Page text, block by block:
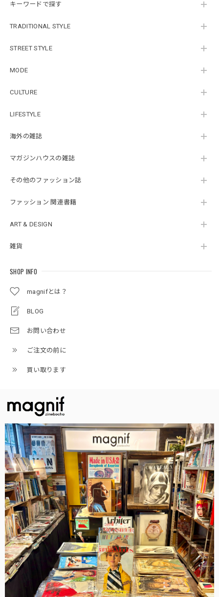
キーワードで探す
TRADITIONAL STYLE
STREET STYLE
MODE
CULTURE
LIFESTYLE
海外の雑誌
マガジンハウスの雑誌
その他のファッション誌
ファッション 関連書籍
ART & DESIGN
雑貨
SHOP INFO
magnifとは？
BLOG
お問い合わせ
ご注文の前に
買い取ります